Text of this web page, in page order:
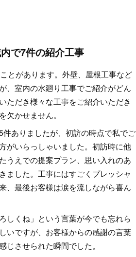
で7件の紹介工事
とがあります。外壁、屋根工事など
、室内の水廻り工事でご紹介がどん
ただき様々な工事をご紹介いただき
かせません。
ありましたが、初訪の時点で私でご
がいらっしゃいました。初訪時に他
うえでの提案プラン、思い入れのあ
ました。工事にはすごくプレッシャ
、最後お客様は涙を流しながら喜ん
しくね」という言葉が今でも忘れら
いですが、お客様からの感謝の言葉
させられた瞬間でした。